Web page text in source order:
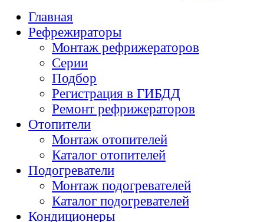
Главная
Рефрежираторы
Монтаж рефрижераторов
Серии
Подбор
Регистрация в ГИБДД
Ремонт рефрижераторов
Отопители
Монтаж отопителей
Каталог отопителей
Подогреватели
Монтаж подогревателей
Каталог подогревателей
Кондиционеры